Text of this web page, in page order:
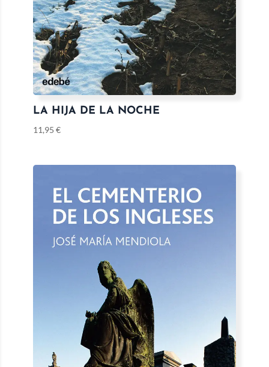
LA HIJA DE LA NOCHE
11,95 €